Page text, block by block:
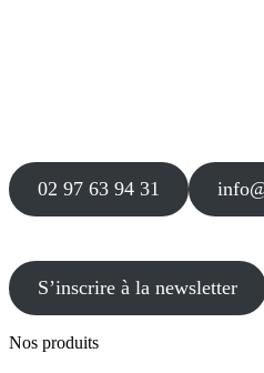
02 97 63 94 31
S’inscrire à la newsletter
Nos produits